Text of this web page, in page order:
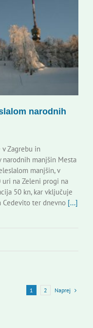
narodnih
v Zagrebu in
narodnih manjšin Mesta
manjšin, v
uri na Zeleni progi na
50 kn, kar vključuje
Cedevito ter dnevno [...]
1 2 Naprej